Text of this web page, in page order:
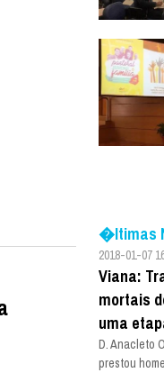
�ltimas
2018-01-07
Viana:
mortais
uma
D. Anacleto
prestou